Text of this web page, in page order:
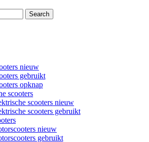
Search
nieuw
gebruikt
opknap
scooters
scooters nieuw
scooters gebruikt
nieuw
gebruikt